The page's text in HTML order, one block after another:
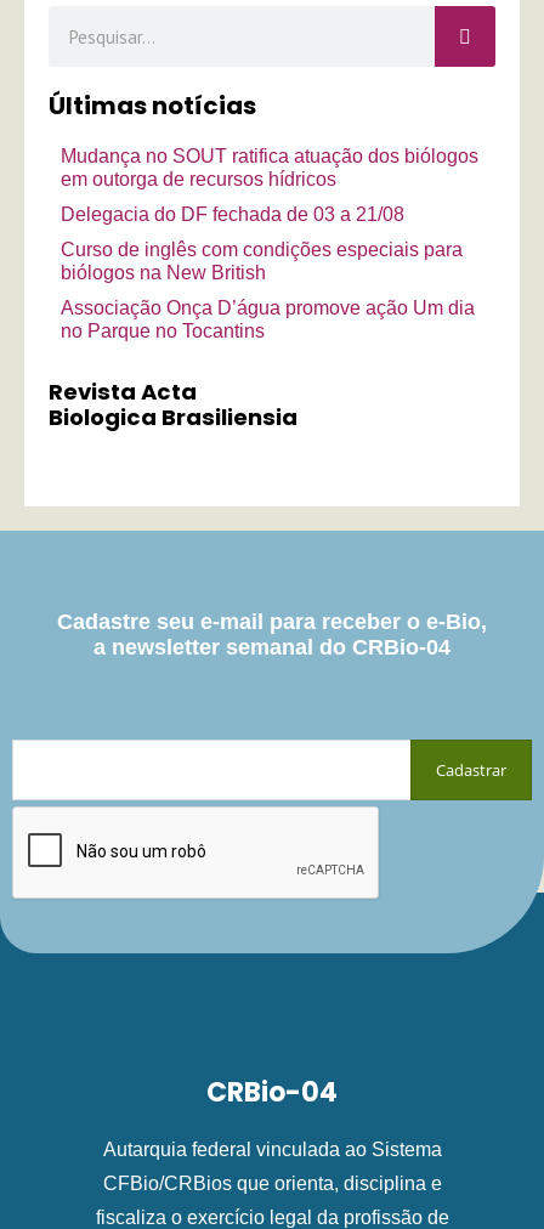
Últimas notícias
Mudança no SOUT ratifica atuação dos biólogos
em outorga de recursos hídricos
Delegacia do DF fechada de 03 a 21/08
Curso de inglês com condições especiais para
biólogos na New British
Associação Onça D’água promove ação Um dia
no Parque no Tocantins
Revista Acta
Biologica Brasiliensia
Cadastre seu e-mail para receber o e-Bio,
a newsletter semanal do CRBio-04
CRBio-04
Autarquia federal vinculada ao Sistema
CFBio/CRBios que orienta, disciplina e
fiscaliza o exercício legal da profissão de